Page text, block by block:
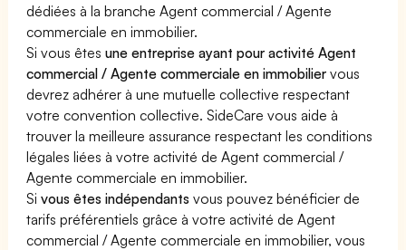
dédiées à la branche Agent commercial / Agente
commerciale en immobilier.
Si vous êtesune entreprise ayant pour activité Agent
commercial / Agente commerciale en immobilier vous
devrez adhérer à une mutuelle collective respectant
votre convention collective. SideCare vous aide à
trouver la meilleure assurance respectant les conditions
légales liées à votre activité de Agent commercial /
Agente commerciale en immobilier.
Sivous êtes indépendants vous pouvez bénéficier de
tarifs préférentiels grâce à votre activité de Agent
commercial / Agente commerciale en immobilier, vous